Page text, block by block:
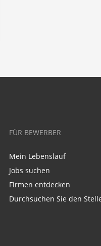
FÜR BEWERBER
Mein Lebenslauf
Jobs suchen
Firmen entdecken
Durchsuchen Sie den